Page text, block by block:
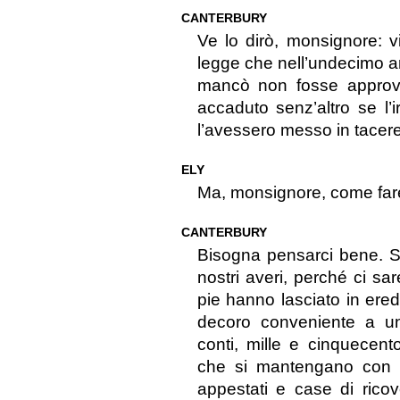
CANTERBURY
Ve lo dirò, monsignore:
legge che nell’undecimo
mancò non fosse
accaduto senz’altro se
l’avessero messo in
ELY
Ma, monsignore, come
CANTERBURY
Bisogna pensarci bene.
nostri averi, perché ci
pie hanno lasciato in
decoro conveniente a
conti, mille e
che si mantengano con
appestati e case di